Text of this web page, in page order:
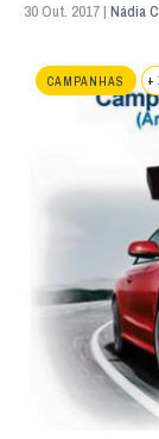
30 Out. 2017 | Nádia
CAMPANHAS +